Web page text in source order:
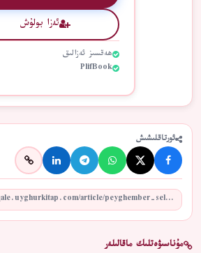
ئەزا بولۇش
ھەقسىز ئەزالىق
PlifBook
ئورتاقلىشىش
مۇناسىۋەتلىك ماقالىلەر